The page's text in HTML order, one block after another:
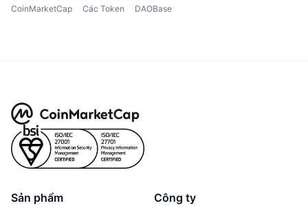
CoinMarketCap Các Token DAOBase
Sản phẩm Công ty